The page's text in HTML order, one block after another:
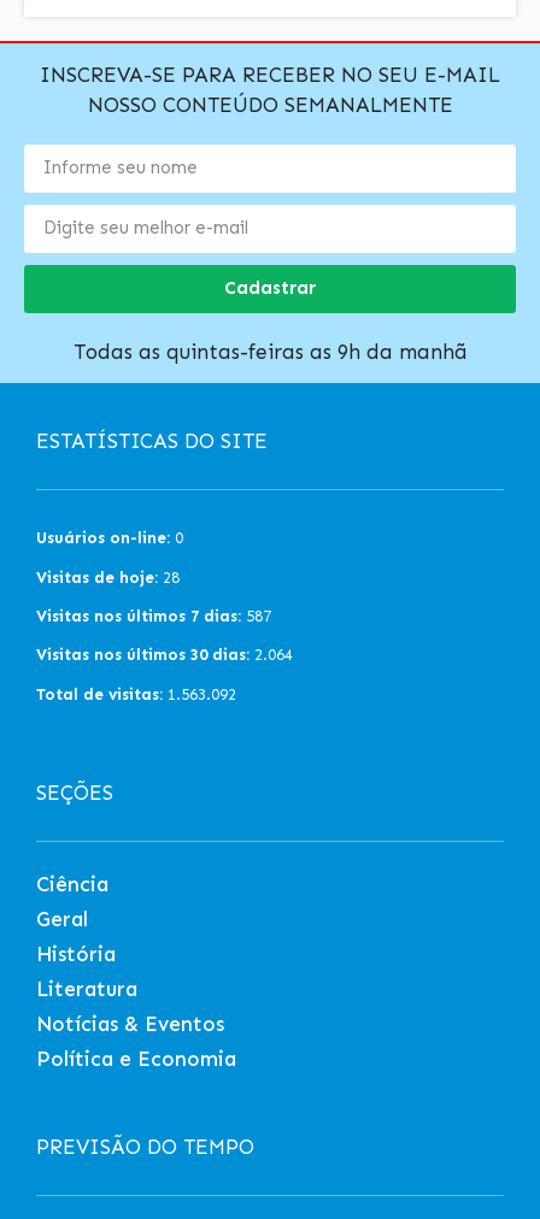
INSCREVA-SE PARA RECEBER NO SEU E-MAIL
NOSSO CONTEÚDO SEMANALMENTE
Cadastrar
Todas as quintas-feiras as 9h da manhã
ESTATÍSTICAS DO SITE
Usuários on-line: 0
Visitas de hoje: 28
Visitas nos últimos 7 dias: 587
Visitas nos últimos 30 dias: 2.064
Total de visitas: 1.563.092
SEÇÕES
Ciência
Geral
História
Literatura
Notícias & Eventos
Política e Economia
PREVISÃO DO TEMPO